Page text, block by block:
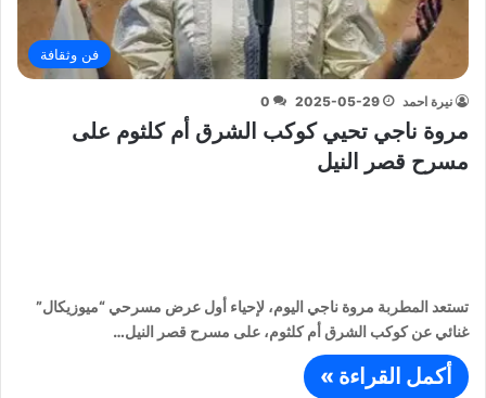
فن وثقافة
نيرة احمد 2025-05-29
0
مروة ناجي تحيي كوكب الشرق أم كلثوم على
مسرح قصر النيل
تستعد المطربة مروة ناجي اليوم، لإحياء أول عرض مسرحي “ميوزيكال”
غنائي عن كوكب الشرق أم كلثوم، على مسرح قصر النيل…
أكمل القراءة »